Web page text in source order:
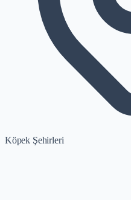
Köpek Şehirleri